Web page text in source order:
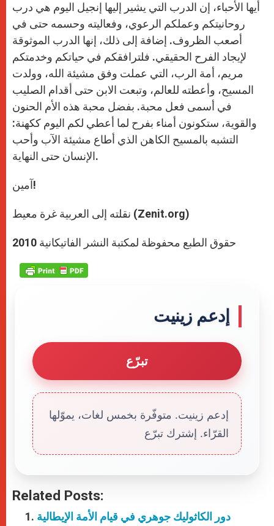
أيها الأحباء، إن الدرب التي يشير إليها إنجيل اليوم هي درب
روحانيتكم وعملكم الرعوي، وفعاليته وحسمه حتى في
أصعب الظروف. إضافة إلى ذلك، إنها الدرب الموثوقة
لإيجاد الفرح الحقيقي. فلترافقكم في حياتكم وخدمتكم
مريم، أمة الرب، التي عملت وفق مشيئة الله، وولدت
المسيح، وأعطته للعالم، وتبعت الابن حتى أقدام الصليب
في أسمى فعل محبة. بفضل محبة هذه الأم الحنون
والقوية، ستكونون أمناء بفرح لما أعطي لكم اليوم ككهنة:
التشبه بالمسيح الكاهن الذي أطاع مشيئة الآب وأحب
الإنسان حتى النهاية.
آمين!
نقلته إلى العربية غرة معيط (Zenit.org)
حقوق الطبع محفوظة لمكتبة النشر الفاتيكانية 2010
إدعم زينيت
تبرّع
إدعم زينيت. متوفّرة بخمس لغات، يموّلها
القرّاء. إشترك تبرّع
Related Posts:
دور الكاثوليك جوهري في قيام الأمة الإيطالية